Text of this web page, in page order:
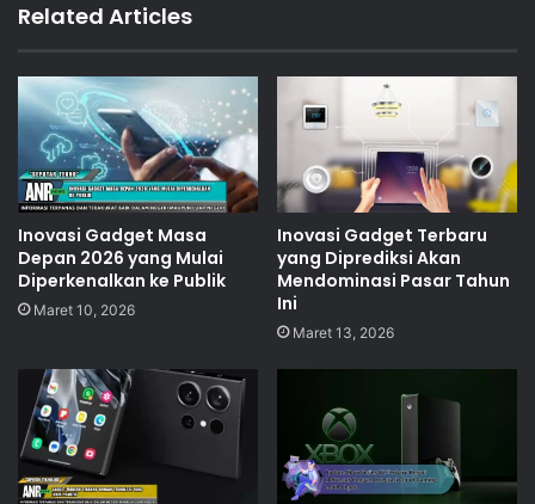
Related Articles
Inovasi Gadget Masa
Depan 2026 yang Mulai
Diperkenalkan ke Publik
Maret 10, 2026
Inovasi Gadget Terbaru
yang Diprediksi Akan
Mendominasi Pasar Tahun
Ini
Maret 13, 2026